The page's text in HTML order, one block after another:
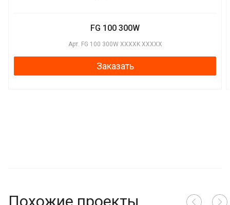
FG 100 300W
Арт. FG 100 300W XXXXK XXXXX
Заказать
Похожие проекты